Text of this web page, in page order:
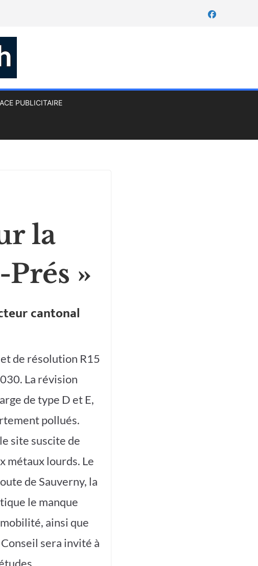
PUBLICITAIRE
la
»
cantonal
de résolution R15
La révision
de type D et E,
pollués.
site suscite de
métaux lourds. Le
de Sauverny, la
le manque
ainsi que
sera invité à